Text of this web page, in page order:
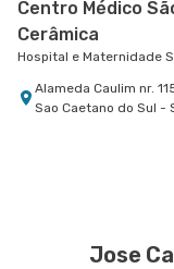
Centro Médico
Cerâmica
Hospital e Maternidade
Alameda Caulim nr.
Sao Caetano do Sul -
Rua Tiradentes nr.
Jose